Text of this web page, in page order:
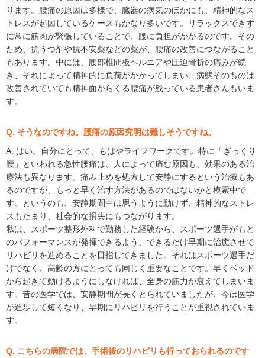
ります。腰痛の原因は多様で、臓器の病気のほかにも、精神的なス
トレスが起因しているケースもかなり多いです。リラックスできず
に常に筋肉が緊張していることで、腰に負担がかかるのです。その
ため、抗うつ剤や抗不安薬などの薬が、腰痛の改善につながること
もあります。中には、腰部椎間板ヘルニアや圧迫骨折の痛みが続
き、それによって精神的に負荷がかかってしまい、病態そのものは
改善されていても精神面からくる腰痛が残っている患者さんもいま
す。
Q. そうなのですね。腰痛の原因究明は難しそうですね。
A. はい。自分にとって、もはやライフワークです。特に「ぎっくり
腰」といわれる急性腰痛は、人によって痛む原因も、効果のある治
療法も異なります。痛み止めを処方して安静にするという治療もあ
るのですが、もっと早く治す方法があるのではないかと模索中で
す。というのも、安静期間中は思うように動けず、精神的なストレ
スもたまり、社会的な損失にもつながります。
私は、スポーツ整形外科で勤務した経験から、スポーツ選手がもと
のパフォーマンスが発揮できるよう、できるだけ早期に治癒させて
リハビリを進めることを目指してきました。それはスポーツ選手だ
けでなく、高齢の方にとっても同じく重要なことです。早くベッド
から起きて動けるようにしなければ、全身の筋力が衰えてしまいま
す。昔の医学では、安静期間が長くとられていましたが、今は医学
が進歩して短くなり、早期にリハビリを行うことが重視されていま
す。
Q. こちらの病院では、手術後のリハビリも行っておられるのです